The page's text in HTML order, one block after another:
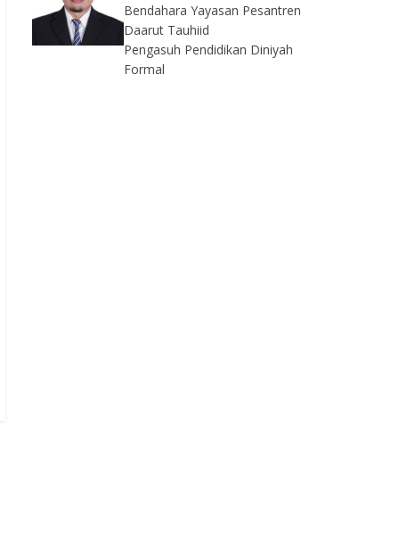
Bendahara Yayasan Pesantren
Daarut Tauhiid
Pengasuh Pendidikan Diniyah
Formal